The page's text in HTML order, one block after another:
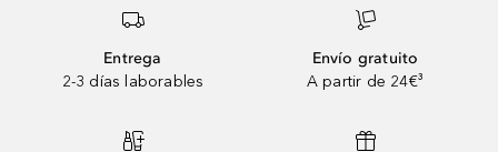
Entrega
2-3 días laborables
Envío gratuito
A partir de 24€³